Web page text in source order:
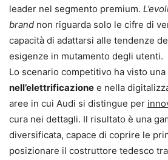
leader nel segmento premium.
brand non riguarda solo le cifre di
capacità di adattarsi alle tendenze
esigenze in mutamento degli utenti.
Lo scenario competitivo ha visto una
nell’elettrificazione e nella
aree in cui Audi si distingue per
cura nei dettagli. Il risultato è una
diversificata, capace di coprire le
posizionare il costruttore tedesco